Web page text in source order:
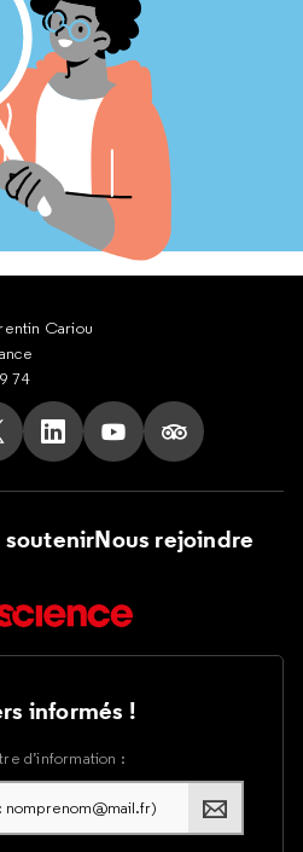
Cariou
74
Facebook
sur Tik Tok
nous sur X
Suivez nous sur LinkedIn
Suivez nous sur
Suivez nous
soutenirNous rejoindre
informés !
d’information :